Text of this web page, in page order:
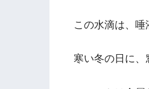
この水滴は、唾
寒い冬の日に、